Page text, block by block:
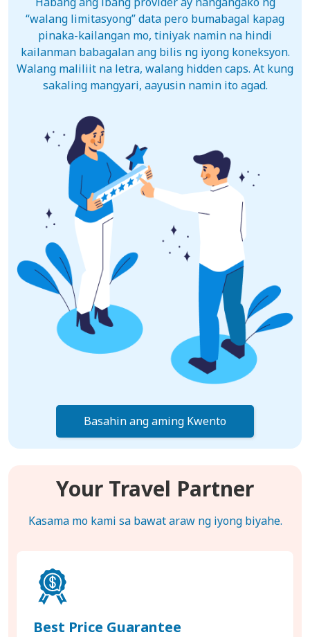
“walang limitasyong” data pero bumabagal kapag
pinaka-kailangan mo, tiniyak namin na hindi
kailanman babagalan ang bilis ng iyong koneksyon.
Walang maliliit na letra, walang hidden caps. At kung
sakaling mangyari, aayusin namin ito agad.
Basahin ang aming Kwento
Your Travel Partner
Kasama mo kami sa bawat araw ng iyong biyahe.
Best Price Guarantee